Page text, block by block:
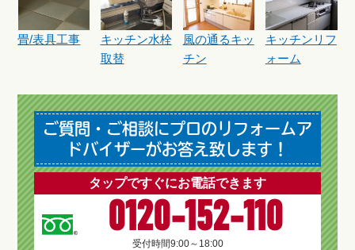
畳/表具工事
キッチン水栓
取替
風の通るキッ
チン
キッチンリフ
ォーム
ご質問・ご相談にプロのリフォームア
ドバイザーがお答え致します！
タップですぐにお電話できます
0120-152-110
受付時間9:00～18:00